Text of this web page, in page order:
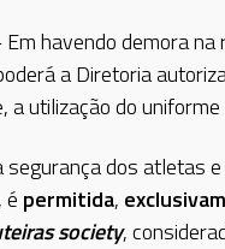
havendo demora na
a Diretoria
a utilização do
dos atletas
é permitida,
society,